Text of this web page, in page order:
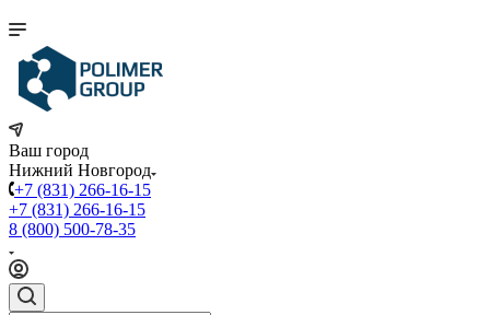
Ваш город
Нижний Новгород
+7 (831) 266-16-15
+7 (831) 266-16-15
8 (800) 500-78-35